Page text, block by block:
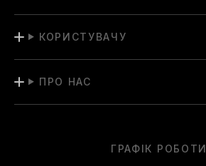
КОРИСТУВАЧУ
ПРО НАС
ГРАФІК РОБОТИ